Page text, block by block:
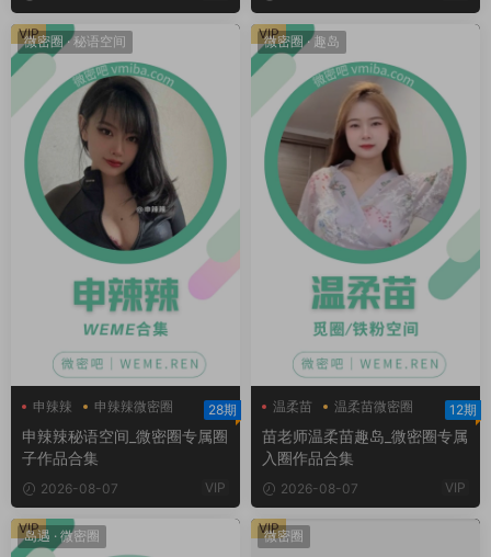
微密圈·秘语空间
申辣辣
申辣辣微密圈
申辣辣秘语空间
28期
申辣辣秘语空间_微密圈专属圈
子作品合集
2026-08-07 VIP
VIP 微密圈·趣岛
温柔苗
温柔苗微密圈
温柔苗趣岛
12期
苗老师温柔苗趣岛_微密圈专属
入圈作品合集
2026-08-07 VIP
VIP
岛遇 · 微密圈
VIP 微密圈
VIP